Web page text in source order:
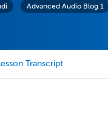
Advanced Audio Blog 1
Transcript